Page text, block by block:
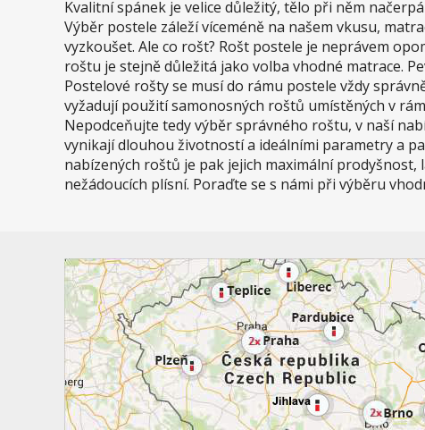
Kvalitní spánek je velice důležitý, tělo při něm
Výběr postele záleží víceméně na našem vkusu,
vyzkoušet. Ale co rošt? Rošt postele je neprávem
roštu je stejně důležitá jako volba vhodné matrace.
Postelové rošty se musí do rámu postele vždy
vyžadují použití samonosných roštů umístěných v
Nepodceňujte tedy výběr správného roštu, v naší
vynikají dlouhou životností a ideálními parametry a
nabízených roštů je pak jejich maximální
nežádoucích plísní. Poraďte se s námi při výběru